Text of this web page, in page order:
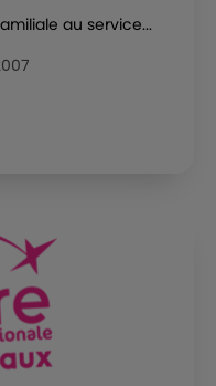
au service...